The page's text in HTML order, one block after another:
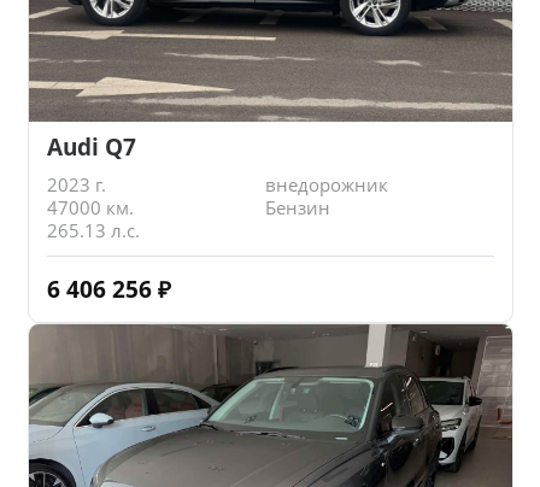
Audi Q7
2023 г.
внедорожник
47000 км.
Бензин
265.13 л.с.
6 406 256 ₽